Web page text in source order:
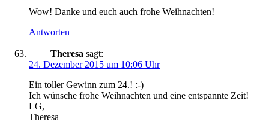
Wow! Danke und euch auch frohe Weihnachten!
Antworten
Theresa sagt:
24. Dezember 2015 um 10:06 Uhr
Ein toller Gewinn zum 24.! :-)
Ich wünsche frohe Weihnachten und eine entspannte Zeit!
LG,
Theresa